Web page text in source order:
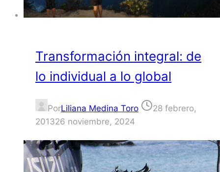
Transformación integral: de
lo individual a lo global
PorLiliana Medina Toro
28 febrero,
201326 noviembre, 2024